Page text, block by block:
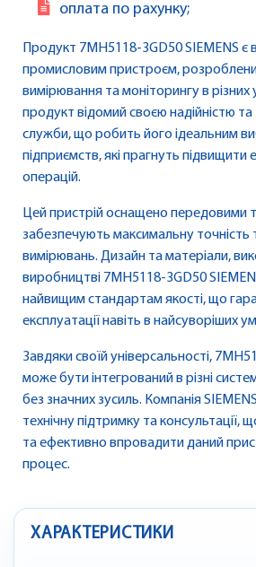
оплата по рахунку;
Продукт 7MH5118-3GD50 SIEMENS є
промисловим пристроєм,
вимірювання та моніторингу в
продукт відомий своєю надійністю
служби, що робить його ідеальним
підприємств, які прагнуть підвищити
операцій.
Цей пристрій оснащено передовими
забезпечують максимальну точність
вимірювань. Дизайн та матеріали,
виробництві 7MH5118-3GD50
найвищим стандартам якості, що
експлуатації навіть в найсуворіших
Завдяки своїй універсальності,
може бути інтегрований в різні
без значних зусиль. Компанія
технічну підтримку та консультації,
та ефективно впровадити даний
процес.
ХАРАКТЕРИСТИКИ